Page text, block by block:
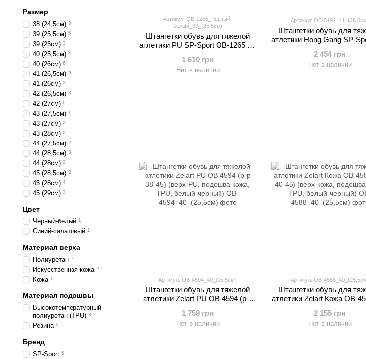
Артикул: OB-1265_Черный-
белый_39_(25,5см)
Штангетки обувь для тяжелой
атлетики PU SP-Sport OB-1265 (р-
цвета в ассортименте)
1 610 грн
Нет в наличии
Артикул: OB-
Штангетки обувь для
атлетики Hong Gang SP-
подошва TPU, черный)
2 454 грн
Нет в наличии
Артикул: OB-4594_40_(25,5см)
Штангетки обувь для тяжелой
атлетики Zelart PU OB-4594 (р-р
TPU, белый-черный)
1 759 грн
Нет в наличии
Артикул: OB-
Штангетки обувь для
атлетики Zelart Кожа OB-
TPU, белый-черный)
2 155 грн
Нет в наличии
Размер
38 (24,5см) 3
39 (25,5см) 5
39 (25см) 3
40 (25,5см) 4
40 (26см) 6
41 (26,5см) 5
41 (26см) 3
42 (26,5см) 3
42 (27см) 6
43 (27,5см) 1
43 (27см) 2
43 (28см) 2
44 (27,5см) 2
44 (28,5см) 3
44 (28см) 2
45 (28,5см) 2
45 (28см) 4
45 (29см) 3
Цвет
Черный-белый 1
Синий-салатовый 1
Материал верха
Полиуретан 7
Искусственная кожа 2
Кожа 1
Материал подошвы
Высокотемпературный
полиуретан (TPU) 8
Резина 2
Бренд
SP-Sport 6